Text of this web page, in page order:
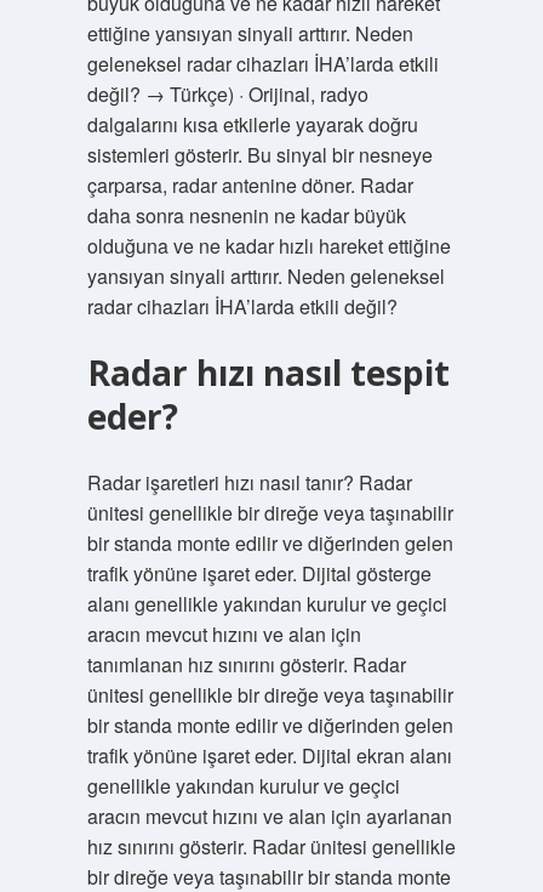
ettiğine yansıyan sinyali arttırır. Neden
geleneksel radar cihazları İHA’larda etkili
değil? → Türkçe) · Orijinal, radyo
dalgalarını kısa etkilerle yayarak doğru
sistemleri gösterir. Bu sinyal bir nesneye
çarparsa, radar antenine döner. Radar
daha sonra nesnenin ne kadar büyük
olduğuna ve ne kadar hızlı hareket ettiğine
yansıyan sinyali arttırır. Neden geleneksel
radar cihazları İHA’larda etkili değil?
Radar hızı nasıl tespit
eder?
Radar işaretleri hızı nasıl tanır? Radar
ünitesi genellikle bir direğe veya taşınabilir
bir standa monte edilir ve diğerinden gelen
trafik yönüne işaret eder. Dijital gösterge
alanı genellikle yakından kurulur ve geçici
aracın mevcut hızını ve alan için
tanımlanan hız sınırını gösterir. Radar
ünitesi genellikle bir direğe veya taşınabilir
bir standa monte edilir ve diğerinden gelen
trafik yönüne işaret eder. Dijital ekran alanı
genellikle yakından kurulur ve geçici
aracın mevcut hızını ve alan için ayarlanan
hız sınırını gösterir. Radar ünitesi genellikle
bir direğe veya taşınabilir bir standa monte